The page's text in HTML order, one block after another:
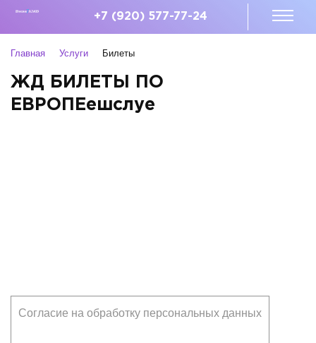
+7 (920) 577-77-24
Главная Услуги Билеты
ЖД БИЛЕТЫ ПО
ЕВРОПЕешслуе
Согласие на обработку персональных данных